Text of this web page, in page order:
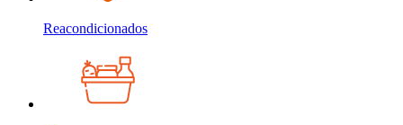
Reacondicionados